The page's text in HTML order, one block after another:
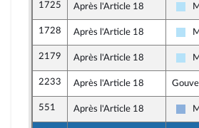
1725 Après l'Article 18
1728 Après l'Article 18
2179 Après l'Article 18
2233 Après l'Article 18
551 Après l'Article 18